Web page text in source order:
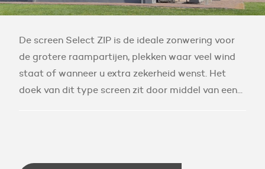
De screen Select ZIP is de ideale zonwering voor
de grotere raampartijen, plekken waar veel wind
staat of wanneer u extra zekerheid wenst. Het
doek van dit type screen zit door middel van een...